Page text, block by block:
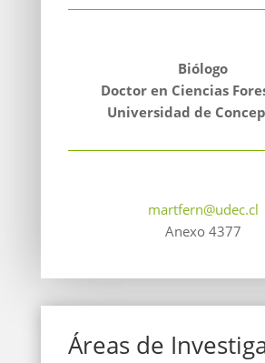
Biólogo
Doctor en Ciencias
Universidad de
martfern@udec.cl
Anexo 4377
Áreas de